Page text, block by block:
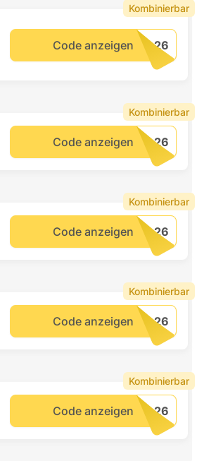
Code anzeigen
Kombinierbar
Code anzeigen
Kombinierbar
Code anzeigen
Kombinierbar
Code anzeigen
Kombinierbar
Code anzeigen
Kombinierbar